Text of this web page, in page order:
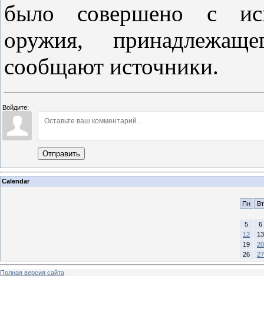
было совершено с
оружия,
сообщают источники.
Войдите:
Отправить
Calendar
Пн Вт
5
6
12
13
19
20
26
27
Полная версия сайта